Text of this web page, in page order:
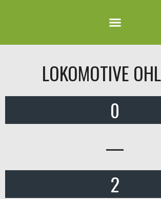
LOKOMOTIVE
0
—
2